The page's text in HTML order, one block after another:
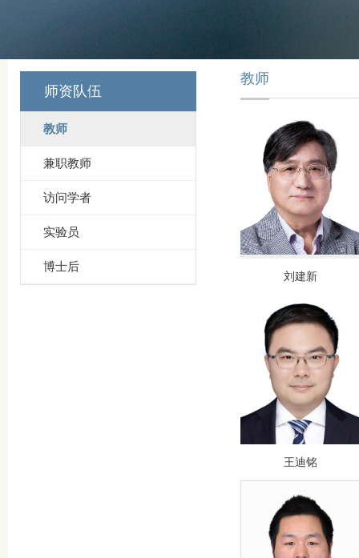
师资队伍
教师
兼职教师
访问学者
实验员
博士后
教师
刘建新
王迪铭